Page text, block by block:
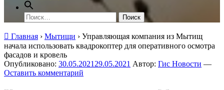
Найти:
Главная › Мытищи › Управляющая компания из Мытищ
начала использовать квадрокоптер для оперативного осмотра
фасадов и кровель
Опубликовано: 30.05.2021 29.05.2021 Автор: Гис Новости —
Оставить комментарий